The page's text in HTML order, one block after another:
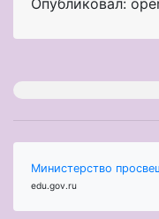
Министерство
edu.gov.ru